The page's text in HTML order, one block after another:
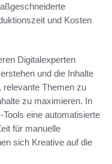
und Kosten
Digitalexperten
und die Inhalte
relevante Themen zu
zu maximieren. In
Tools eine automatisierte
für manuelle
sich Kreative auf die